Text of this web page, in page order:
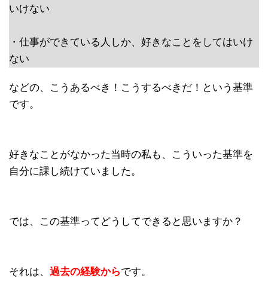
いけない
・仕事ができている人しか、好きなことをしてはいけ
ない
などの、こうあるべき！こうするべきだ！という基準
です。
好きなことがなかった当時の私も、こういった基準を
自分に課し続けていました。
では、この基準ってどうしてできると思いますか？
それは、 過去の経験からです。